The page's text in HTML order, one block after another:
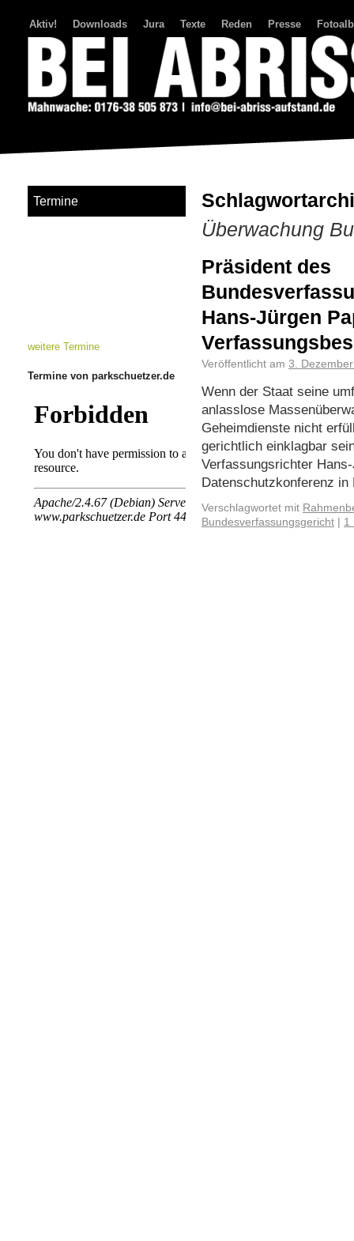
Aktiv! Downloads Jura Texte Reden Presse
Überwachung
Präsident des
Hans-Jürgen
Veröffentlicht am 3.
Wenn der Staat seine
anlasslose
Geheimdienste nicht
gerichtlich einklagbar
Verfassungsrichter
Datenschutzkonferenz
Verschlagwortet mit
Bundesverfassungsgericht
1
Termine
weitere Termine
Termine von parkschuetzer.de